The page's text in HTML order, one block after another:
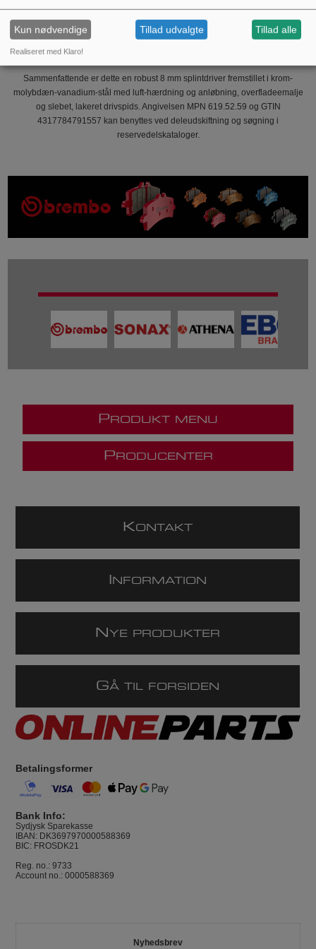
omkringliggende gevind eller bløde dele.
Kontroller spidsen for afrundinger før præcisionsarbejde; slebne eller
skadede spidser kan forårsage fejldrejning.
Opbevares tørt for at forlænge lak- og emaljelagets levetid.
Sammenfattende er dette en robust 8 mm splintdriver fremstillet i krom-
molybdæn-vanadium-stål med luft-hærdning og anløbning, overfladeemalje
og slebet, lakeret drivspids. Angivelsen MPN 619.52.59 og GTIN
4317784791557 kan benyttes ved deleudskiftning og søgning i
reservedelskataloger.
P RODUKT MENU
P RODUCENTER
KONTAKT
NFORMATION
N YE PRODUKTER
GÅ TIL FORSIDEN
Betalingsformer
Bank Info:
Sydjysk Sparekasse
IBAN: DK3697970000588369
BIC: FROSDK21
Reg. no.: 9733
Account no.: 0000588369
Nyhedsbrev
Kun nødvendige Tillad udvalgte Tillad alle
Realiseret med Klaro!